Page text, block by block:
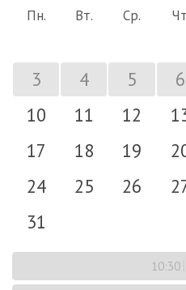
Пн. Вт. Ср.
3
4 5 6
10
11 12
17
18 19
24
25 26
31
10:30